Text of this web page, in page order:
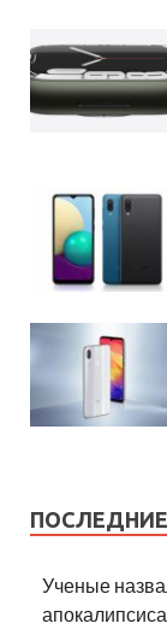
Ученые
апокалипсиса